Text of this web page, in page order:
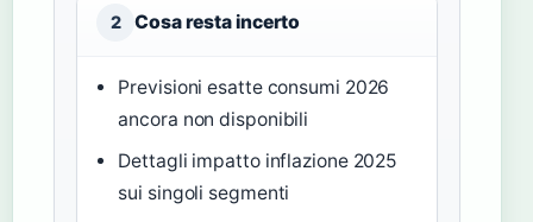
2 Cosa resta incerto
Previsioni esatte consumi 2026
ancora non disponibili
Dettagli impatto inflazione 2025
sui singoli segmenti